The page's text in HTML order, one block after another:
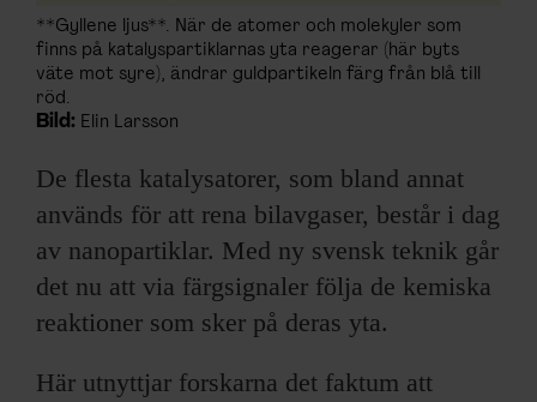
SKRIV I F&F
PRENUMERERA PÅ F&F
ANNONSERA I F&F
OM F&F
**Gyllene ljus**. När de atomer och molekyler som
finns på katalyspartiklarnas yta reagerar (här byts
väte mot syre), ändrar guldpartikeln färg från blå till
röd.
Bild: Elin Larsson
De flesta katalysatorer, som bland annat
används för att rena bilavgaser, består i dag
av nanopartiklar. Med ny svensk teknik går
det nu att via färgsignaler följa de kemiska
reaktioner som sker på deras yta.
Här utnyttjar forskarna det faktum att